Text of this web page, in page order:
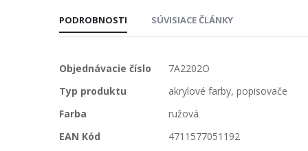
PODROBNOSTI
Viac
informácií
Objednávacie číslo
7A2202O
Typ produktu
akrylové farby, popisovače
Farba
ružová
EAN Kód
4711577051192
SÚVISIACE ČLÁNKY